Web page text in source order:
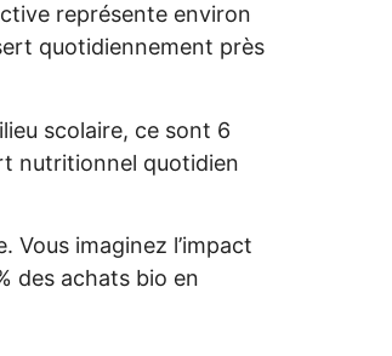
représente environ
quotidiennement près
scolaire, ce sont 6
nutritionnel quotidien
imaginez l’impact
des achats bio en